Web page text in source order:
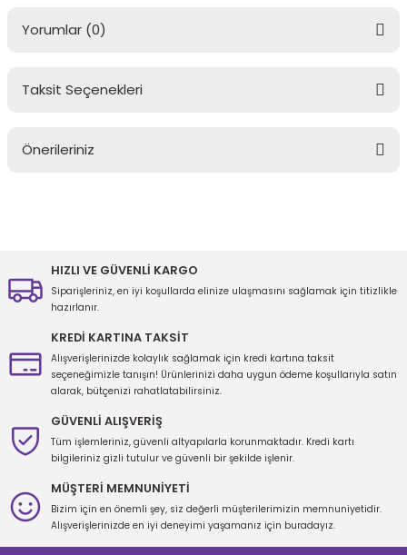
Yorumlar (0)
Taksit Seçenekleri
Önerileriniz
Ürün resmi kalitesiz, bozuk veya görüntülenemiyor.
Ürün bilgilerinde hatalar bulunuyor.
Ürün fiyatı diğer sitelerden daha pahalı.
Gönder
HIZLI VE GÜVENLİ KARGO
Siparişleriniz, en iyi koşullarda elinize ulaşmasını sağlamak için titizlikle
hazırlanır.
KREDİ KARTINA TAKSİT
Alışverişlerinizde kolaylık sağlamak için kredi kartına taksit
seçeneğimizle tanışın! Ürünlerinizi daha uygun ödeme koşullarıyla satın
alarak, bütçenizi rahatlatabilirsiniz.
GÜVENLİ ALIŞVERİŞ
Tüm işlemleriniz, güvenli altyapılarla korunmaktadır. Kredi kartı
bilgileriniz gizli tutulur ve güvenli bir şekilde işlenir.
MÜŞTERİ MEMNUNİYETİ
Bizim için en önemli şey, siz değerli müşterilerimizin memnuniyetidir.
Alışverişlerinizde en iyi deneyimi yaşamanız için buradayız.